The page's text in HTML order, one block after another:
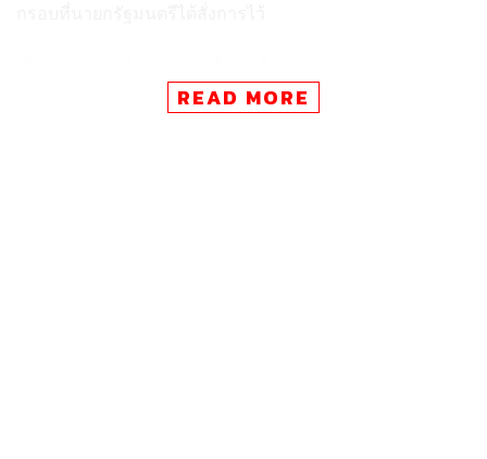
อย่างไร พิพัฒน์​กล่าวว่า จะต้องทำความเข้าใจทั้งผลดีและผล
เสีย โดยเฉพาะคนในพื้นที่จังหวัดชุมพรและระนอง​ ที่จะได้
READ MORE